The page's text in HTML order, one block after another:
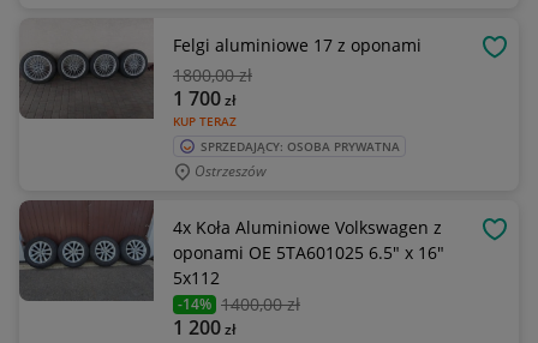
Felgi aluminiowe 17 z oponami
1800,00 zł
KUP TERAZ
1 700zł
SPRZEDAJĄCY: OSOBA PRYWATNA
Ostrzeszów
4x Koła Aluminiowe Volkswagen z
oponami OE 5TA601025 6.5" x 16"
5x112
-14% 1400,00 zł
1 200zł